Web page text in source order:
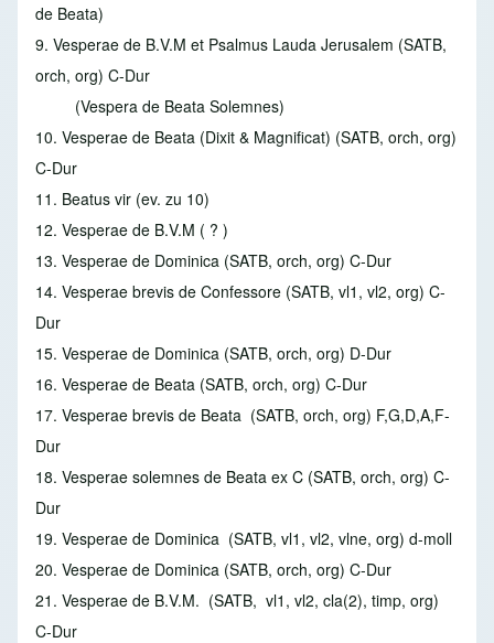
de Beata)
9. Vesperae de B.V.M et Psalmus Lauda Jerusalem (SATB,
orch, org) C-Dur
(Vespera de Beata Solemnes)
10. Vesperae de Beata (Dixit & Magnificat) (SATB, orch, org)
C-Dur
11. Beatus vir (ev. zu 10)
12. Vesperae de B.V.M ( ? )
13. Vesperae de Dominica (SATB, orch, org) C-Dur
14. Vesperae brevis de Confessore (SATB, vl1, vl2, org) C-
Dur
15. Vesperae de Dominica (SATB, orch, org) D-Dur
16. Vesperae de Beata (SATB, orch, org) C-Dur
17. Vesperae brevis de Beata (SATB, orch, org) F,G,D,A,F-
Dur
18. Vesperae solemnes de Beata ex C (SATB, orch, org) C-
Dur
19. Vesperae de Dominica (SATB, vl1, vl2, vlne, org) d-moll
20. Vesperae de Dominica (SATB, orch, org) C-Dur
21. Vesperae de B.V.M. (SATB, vl1, vl2, cla(2), timp, org)
C-Dur